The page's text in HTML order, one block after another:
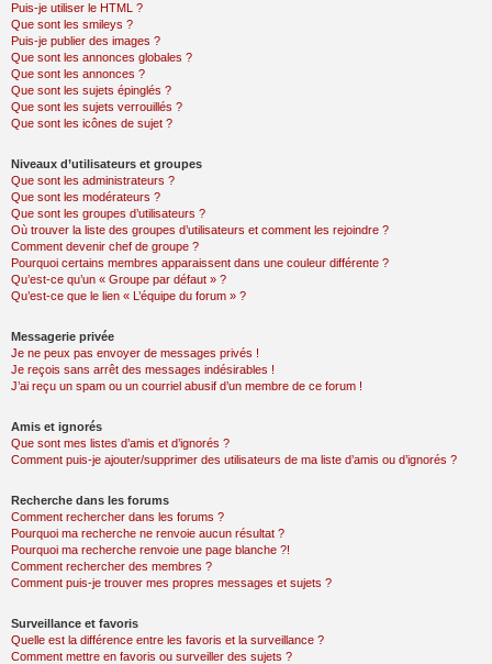
Puis-je utiliser le HTML ?
Que sont les smileys ?
Puis-je publier des images ?
Que sont les annonces globales ?
Que sont les annonces ?
Que sont les sujets épinglés ?
Que sont les sujets verrouillés ?
Que sont les icônes de sujet ?
Niveaux d’utilisateurs et groupes
Que sont les administrateurs ?
Que sont les modérateurs ?
Que sont les groupes d’utilisateurs ?
Où trouver la liste des groupes d’utilisateurs et comment les rejoindre ?
Comment devenir chef de groupe ?
Pourquoi certains membres apparaissent dans une couleur différente ?
Qu’est-ce qu’un « Groupe par défaut » ?
Qu’est-ce que le lien « L’équipe du forum » ?
Messagerie privée
Je ne peux pas envoyer de messages privés !
Je reçois sans arrêt des messages indésirables !
J’ai reçu un spam ou un courriel abusif d’un membre de ce forum !
Amis et ignorés
Que sont mes listes d’amis et d’ignorés ?
Comment puis-je ajouter/supprimer des utilisateurs de ma liste d’amis ou d’ignorés ?
Recherche dans les forums
Comment rechercher dans les forums ?
Pourquoi ma recherche ne renvoie aucun résultat ?
Pourquoi ma recherche renvoie une page blanche ?!
Comment rechercher des membres ?
Comment puis-je trouver mes propres messages et sujets ?
Surveillance et favoris
Quelle est la différence entre les favoris et la surveillance ?
Comment mettre en favoris ou surveiller des sujets ?